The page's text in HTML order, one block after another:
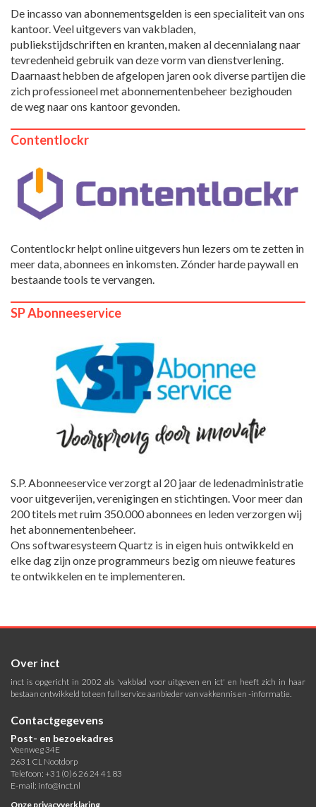
De incasso van abonnementsgelden is een specialiteit van ons
kantoor. Veel uitgevers van vakbladen,
publiekstijdschriften en kranten, maken al decennialang naar
tevredenheid gebruik van deze vorm van dienstverlening.
Daarnaast hebben de afgelopen jaren ook diverse partijen die
zich professioneel met abonnementenbeheer bezighouden
de weg naar ons kantoor gevonden.
Contentlockr
Contentlockr helpt online uitgevers hun lezers om te zetten in
meer data, abonnees en inkomsten. Zónder harde paywall en
bestaande tools te vervangen.
SP Abonneeservice
S.P. Abonneeservice verzorgt al 20 jaar de ledenadministratie
voor uitgeverijen, verenigingen en stichtingen. Voor meer dan
200 titels met ruim 350.000 abonnees en leden verzorgen wij
het abonnementenbeheer.
Ons softwaresysteem Quartz is in eigen huis ontwikkeld en
elke dag zijn onze programmeurs bezig om nieuwe features
te ontwikkelen en te implementeren.
Over inct
inct is opgericht in 2002 als 'vakblad voor uitgeven en ict' en heeft zich in haar
bestaan ontwikkeld tot een full service aanbieder van vakkennis en -informatie.
Contactgegevens
Post- en bezoekadres
Veenweg 34E
2631 CL Nootdorp
Telefoon: +31 (0)6 26 24 41 83
E-mail: info@inct.nl
Onze privacyverklaring